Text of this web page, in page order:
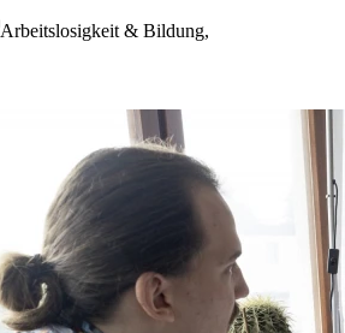
Arbeitslosigkeit & Bildung,